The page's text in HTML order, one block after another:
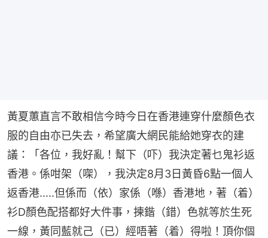
黃夏蕙直言不敢相信今時今日在香港連穿什麼顏色衣
服的自由亦已失去，希望廣大網民能給她穿衣的建
議：「各位，我好亂！幫下（吓）我決定著乜鬼衫返
香港。係咁架（㗎），我決定8月3日黃昏6點一個人
返香港.....但係而（依）家係（喺）香港地，著（着）
衫D顏色配搭都好大件事，揀鍇（錯）色就等於生死
一線，黃同藍就己（已）經唔著（着）得啦！頂你個